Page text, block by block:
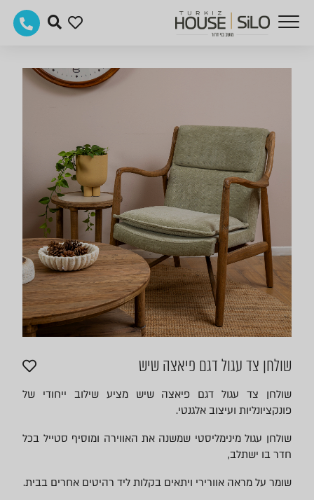
שולחן צד עגול דגם פיאצה שיש
שולחן צד עגול דגם פיאצה שיש מציע שילוב ייחודי של
פונקציונליות ועיצוב אלגנטי.
שולחן עגול מינימליסטי שמשנה את האווירה ומוסיף סטייל בכל
חדר בו ישתלב,
שומר על מראה אוורירי ויתאים בקלות ליד רהיטים אחרים בבית.